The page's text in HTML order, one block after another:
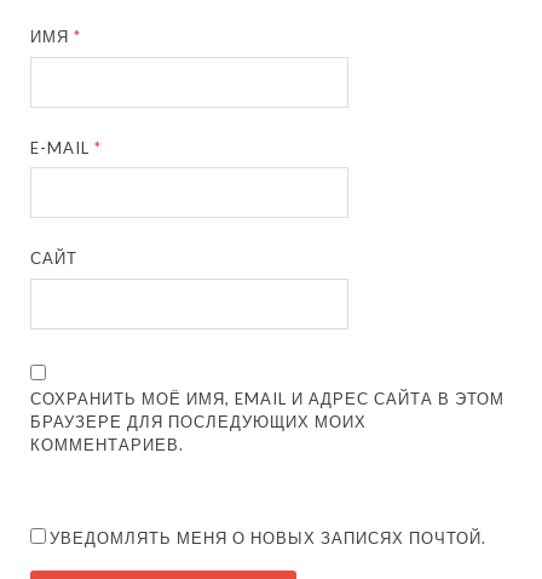
ИМЯ*
E-MAIL*
САЙТ
СОХРАНИТЬ МОЁ ИМЯ, EMAIL И АДРЕС САЙТА В ЭТОМ
БРАУЗЕРЕ ДЛЯ ПОСЛЕДУЮЩИХ МОИХ
КОММЕНТАРИЕВ.
УВЕДОМЛЯТЬ МЕНЯ О НОВЫХ ЗАПИСЯХ ПОЧТОЙ.